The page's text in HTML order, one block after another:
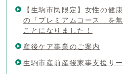
【生駒市民限定】女性の健
の「プレミアムコース」を
ことになりました！
産後ケア事業のご案内
生駒市産前産後家事支援サ